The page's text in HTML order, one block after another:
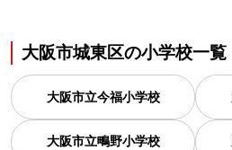
大阪市城東区の小学校一覧
大阪市立今福小学校
大阪市立鴫野小学校